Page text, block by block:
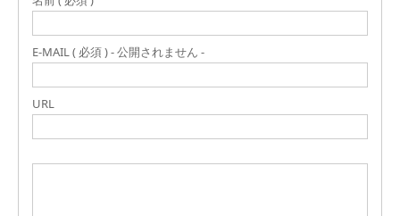
E-MAIL ( 必須 ) - 公開されません -
URL